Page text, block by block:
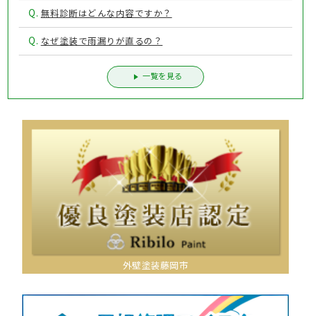
Q. 無料診断はどんな内容ですか？
Q. なぜ塗装で雨漏りが直るの？
一覧を見る
外壁塗装藤岡市